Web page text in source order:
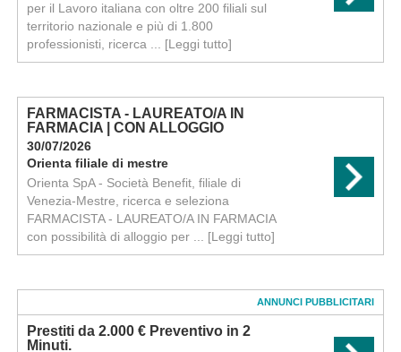
per il Lavoro italiana con oltre 200 filiali sul
territorio nazionale e più di 1.800
professionisti, ricerca ... [Leggi tutto]
FARMACISTA - LAUREATO/A IN
FARMACIA | CON ALLOGGIO
30/07/2026
Orienta filiale di mestre
Orienta SpA - Società Benefit, filiale di
Venezia-Mestre, ricerca e seleziona
FARMACISTA - LAUREATO/A IN FARMACIA
con possibilità di alloggio per ... [Leggi tutto]
ANNUNCI PUBBLICITARI
Prestiti da 2.000 € Preventivo in 2
Minuti.